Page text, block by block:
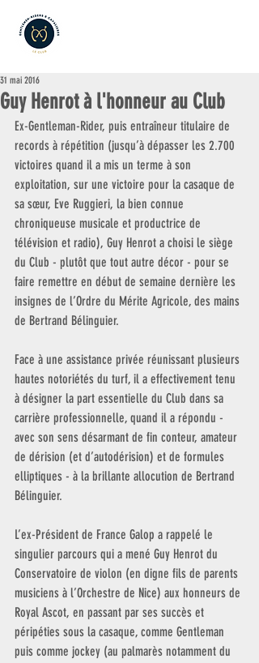
Guy Henrot à l'honneur au Club
31 mai 2016
Ex-Gentleman-Rider, puis entraîneur titulaire de
records à répétition (jusqu’à dépasser les 2.700
victoires quand il a mis un terme à son
exploitation, sur une victoire pour la casaque de
sa sœur, Eve Ruggieri, la bien connue
chroniqueuse musicale et productrice de
télévision et radio), Guy Henrot a choisi le siège
du Club - plutôt que tout autre décor - pour se
faire remettre en début de semaine dernière les
insignes de l’Ordre du Mérite Agricole, des mains
de Bertrand Bélinguier.
Face à une assistance privée réunissant plusieurs
hautes notoriétés du turf, il a effectivement tenu
à désigner la part essentielle du Club dans sa
carrière professionnelle, quand il a répondu -
avec son sens désarmant de fin conteur, amateur
de dérision (et d’autodérision) et de formules
elliptiques - à la brillante allocution de Bertrand
Bélinguier.
L’ex-Président de France Galop a rappelé le
singulier parcours qui a mené Guy Henrot du
Conservatoire de violon (en digne fils de parents
musiciens à l’Orchestre de Nice) aux honneurs de
Royal Ascot, en passant par ses succès et
péripéties sous la casaque, comme Gentleman
puis comme jockey (au palmarès notamment du